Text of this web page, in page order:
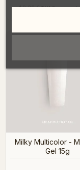
19,36 € TVAC
Milky Multicolor -
Gel 15g